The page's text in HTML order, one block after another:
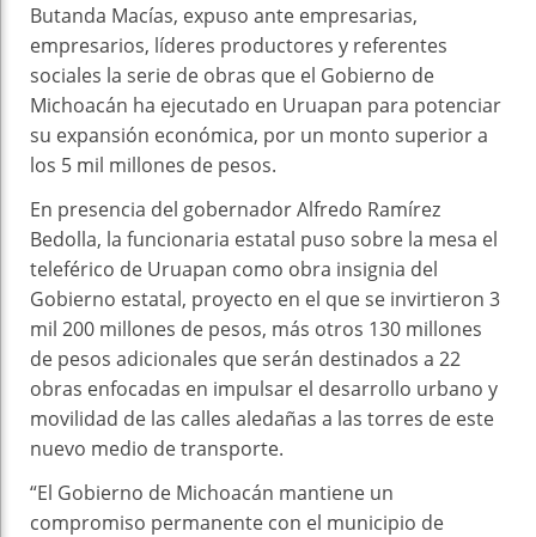
Butanda Macías, expuso ante empresarias,
empresarios, líderes productores y referentes
sociales la serie de obras que el Gobierno de
Michoacán ha ejecutado en Uruapan para potenciar
su expansión económica, por un monto superior a
los 5 mil millones de pesos.
En presencia del gobernador Alfredo Ramírez
Bedolla, la funcionaria estatal puso sobre la mesa el
teleférico de Uruapan como obra insignia del
Gobierno estatal, proyecto en el que se invirtieron 3
mil 200 millones de pesos, más otros 130 millones
de pesos adicionales que serán destinados a 22
obras enfocadas en impulsar el desarrollo urbano y
movilidad de las calles aledañas a las torres de este
nuevo medio de transporte.
“El Gobierno de Michoacán mantiene un
compromiso permanente con el municipio de